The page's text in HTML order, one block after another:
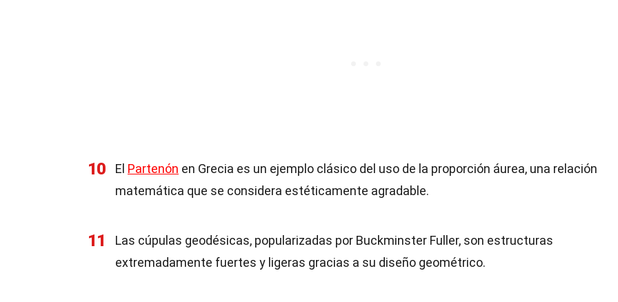
10 El Partenón en Grecia es un ejemplo clásico del uso de la proporción áurea, una relación
matemática que se considera estéticamente agradable.
11
Las cúpulas geodésicas, popularizadas por Buckminster Fuller, son estructuras
extremadamente fuertes y ligeras gracias a su diseño geométrico.